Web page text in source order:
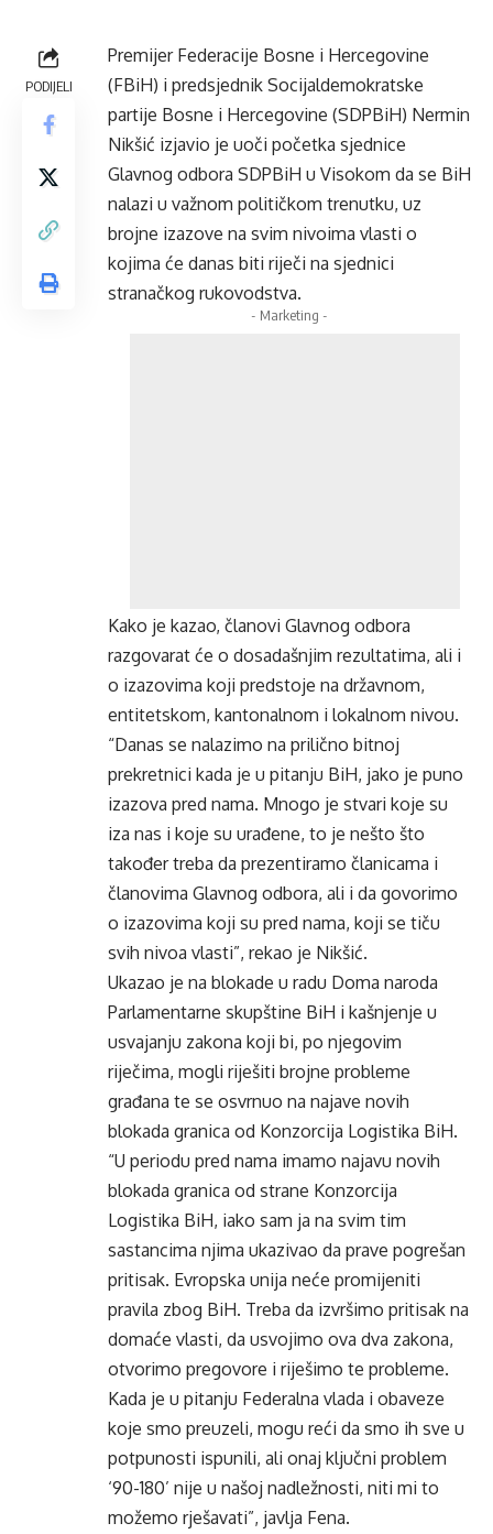
PODIJELI
Premijer Federacije Bosne i Hercegovine
(FBiH) i predsjednik Socijaldemokratske
partije Bosne i Hercegovine (SDPBiH) Nermin
Nikšić izjavio je uoči početka sjednice
Glavnog odbora SDPBiH u Visokom da se BiH
nalazi u važnom političkom trenutku, uz
brojne izazove na svim nivoima vlasti o
kojima će danas biti riječi na sjednici
stranačkog rukovodstva.
- Marketing -
Kako je kazao, članovi Glavnog odbora
razgovarat će o dosadašnjim rezultatima, ali i
o izazovima koji predstoje na državnom,
entitetskom, kantonalnom i lokalnom nivou.
“Danas se nalazimo na prilično bitnoj
prekretnici kada je u pitanju BiH, jako je puno
izazova pred nama. Mnogo je stvari koje su
iza nas i koje su urađene, to je nešto što
također treba da prezentiramo članicama i
članovima Glavnog odbora, ali i da govorimo
o izazovima koji su pred nama, koji se tiču
svih nivoa vlasti”, rekao je Nikšić.
Ukazao je na blokade u radu Doma naroda
Parlamentarne skupštine BiH i kašnjenje u
usvajanju zakona koji bi, po njegovim
riječima, mogli riješiti brojne probleme
građana te se osvrnuo na najave novih
blokada granica od Konzorcija Logistika BiH.
“U periodu pred nama imamo najavu novih
blokada granica od strane Konzorcija
Logistika BiH, iako sam ja na svim tim
sastancima njima ukazivao da prave pogrešan
pritisak. Evropska unija neće promijeniti
pravila zbog BiH. Treba da izvršimo pritisak na
domaće vlasti, da usvojimo ova dva zakona,
otvorimo pregovore i riješimo te probleme.
Kada je u pitanju Federalna vlada i obaveze
koje smo preuzeli, mogu reći da smo ih sve u
potpunosti ispunili, ali onaj ključni problem
‘90-180’ nije u našoj nadležnosti, niti mi to
možemo rješavati”, javlja Fena.